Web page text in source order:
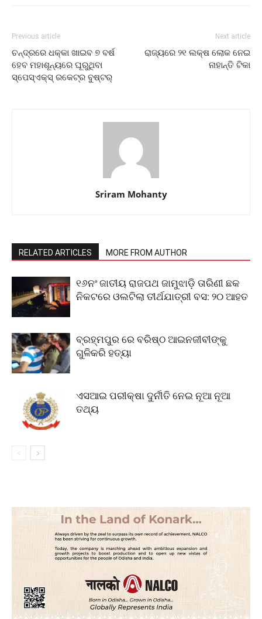
Previous article
ଚନ୍ଦ୍ରରେ ଧକ୍କା ଖାଇବ ୭ ବର୍ଷ
ହେବ ମହାଶୂନ୍ୟରେ ଘୂରୁଥିବା
ସ୍ପେସ୍‌ଏକ୍ସ୍‌ ରକେଟ୍‌ର ବୁଷ୍ଟର୍
Next article
ରାଜ୍ୟରେ ୨୧ ଲକ୍ଷ ଲୋକ ନେଇ
ନାହାନ୍ତି ଟିକା
Sriram Mohanty
RELATED ARTICLES MORE FROM AUTHOR
୧୬ନଂ ଜାତୀୟ ରାଜପଥ ଜାମୁଝାଡ଼ି ତାରିଣୀ ଛକ
ନିକଟରେ ଓଲଟିଲା ତୀର୍ଥଯାତ୍ରୀ ବସ: ୨୦ ଆହତ
ବ୍ରହ୍ମପୁର ରେ ବରିଷ୍ଠ ଆଇନଜୀବୀଙ୍କୁ
ଗୁଳିକରି ହତ୍ୟା
ଏସଆଇ ପରୀକ୍ଷା ଦୁର୍ନୀତି ନେଇ ନୂଆ ନୂଆ
ତଥ୍ୟ